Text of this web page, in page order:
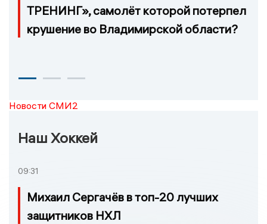
ТРЕНИНГ», самолёт которой потерпел
крушение во Владимирской области?
Новости СМИ2
Наш Хоккей
09:31
Михаил Сергачёв в топ-20 лучших
защитников НХЛ